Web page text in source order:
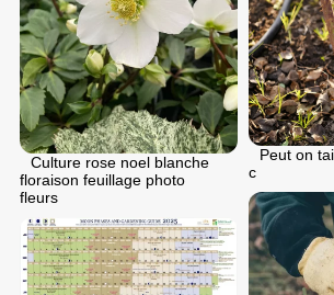
Culture rose noel blanche
floraison feuillage photo
fleurs
Peut on
c